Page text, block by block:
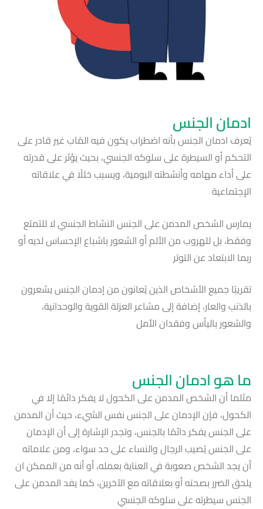
ادمان الجنس
يُعرف ادمان الجنس بأنه اضطراب يكون فيه المًاب غير قادر على
التحكم أو السيطرة على سلوكه الجنسي، بحيث يؤثر على قدرته
على أداء مهامه وأنشطته اليومية، ويسبب خللًا في علاقاته
الإجتماعية
يمارس الشخص المدمن على الجنس النشاط الجنسي لا للتمتع
وفقط، بل للهروب من الألم أو الشعور باشباع الإحساس لديه أو
ربما الابتعاد عن التوتر
تقريبًا جميع الأشخاص الذين يُعانون من إدمان الجنس يشعرون
بالذنب والعار، إضافة إلى مشاعر العزلة القوية والوحدانية،
والشعور باليأس وفقدان الأمل
ما هو ادمان الجنس
مثلما أن الشخص المدمن على الكحول لا يفكر دائمًا إلا في
الكحول، فإن الإدمان على الجنس نفس الشيء، حيث أن المدمن
على الجنس يفكر دائمًا بالجنس، وتجدر الإشارة إلى أن الإدمان
على الجنس يُصيب الرجال والنساء على حد سواء، ومن علاماته
أن يجد الشخص صعوبة في العناية بعمله، أو أنه من الممكن ان
يلحق الضرر بصحته أو بعلاقاته مع الآخرين، كما يفد المدمن على
الجنس سيطرته على سلوكه الجنسي